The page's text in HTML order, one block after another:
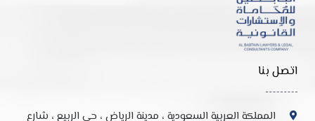
اتصل بنا
المملكة العربية السعودية ، مدينة الرياض ، حي الربيع ، شارع